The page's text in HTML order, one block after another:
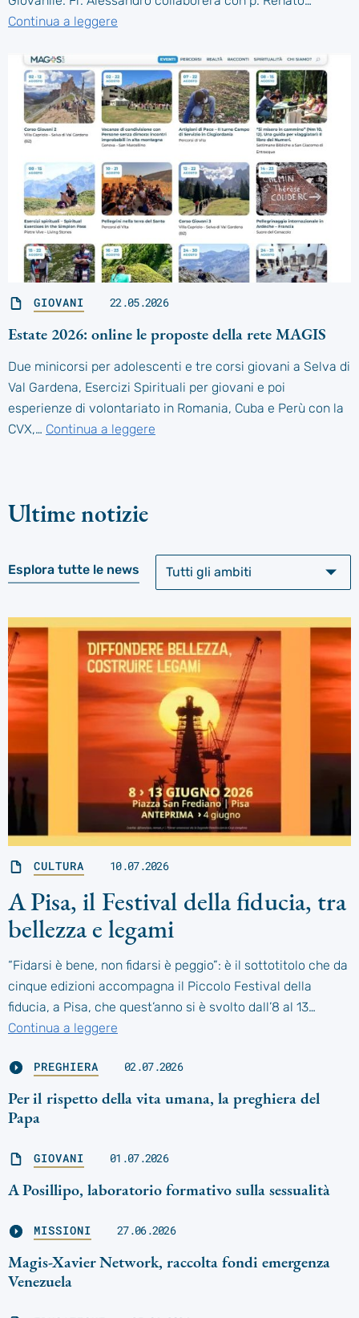
Continua a leggere
GIOVANI 22.05.2026
Estate 2026: online le proposte della rete MAGIS
Due minicorsi per adolescenti e tre corsi giovani a Selva di
Val Gardena, Esercizi Spirituali per giovani e poi
esperienze di volontariato in Romania, Cuba e Perù con la
CVX,… Continua a leggere
Ultime notizie
Esplora tutte le news
CULTURA 10.07.2026
A Pisa, il Festival della fiducia, tra
bellezza e legami
“Fidarsi è bene, non fidarsi è peggio”: è il sottotitolo che da
cinque edizioni accompagna il Piccolo Festival della
fiducia, a Pisa, che quest’anno si è svolto dall’8 al 13…
Continua a leggere
PREGHIERA 02.07.2026
Per il rispetto della vita umana, la preghiera del
Papa
GIOVANI 01.07.2026
A Posillipo, laboratorio formativo sulla sessualità
MISSIONI 27.06.2026
Magis-Xavier Network, raccolta fondi emergenza
Venezuela